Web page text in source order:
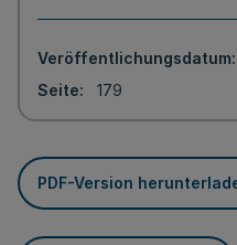
Veröffentlichungsdatum
Seite
179
PDF-Version